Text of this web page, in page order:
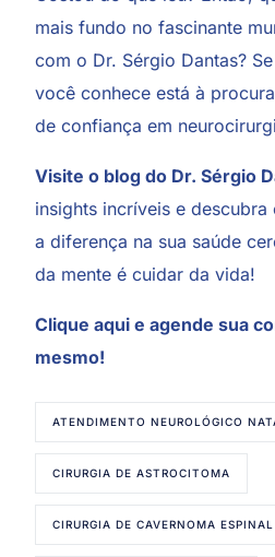
mais fundo no fascinante
com o Dr. Sérgio Dantas?
você conhece está à
de confiança em
Visite o blog do Dr. Sérgio
insights incríveis e
a diferença na sua saúde
da mente é cuidar da vida!
Clique aqui e agende sua
mesmo!
ATENDIMENTO NEUROLÓGICO
CIRURGIA DE ASTROCITOMA
CIRURGIA DE CAVERNOMA ESPINAL